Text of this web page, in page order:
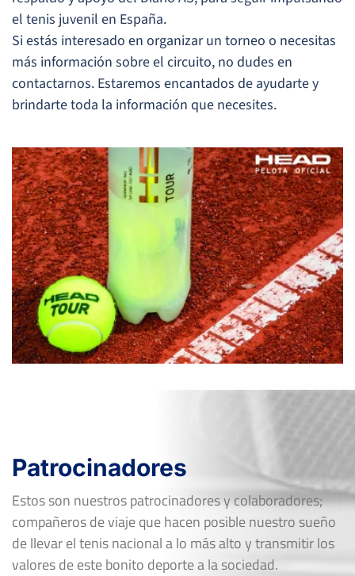
el tenis juvenil en España.
Si estás interesado en organizar un torneo o necesitas
más información sobre el circuito, no dudes en
contactarnos. Estaremos encantados de ayudarte y
brindarte toda la información que necesites.
Patrocinadores
Estos son nuestros patrocinadores y colaboradores;
compañeros de viaje que hacen posible nuestro sueño
de llevar el tenis nacional a lo más alto y transmitir los
valores de este bonito deporte a la sociedad.